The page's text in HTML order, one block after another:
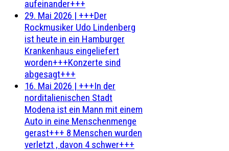
aufeinander+++
29. Mai 2026 | +++Der
Rockmusiker Udo Lindenberg
ist heute in ein Hamburger
Krankenhaus eingeliefert
worden+++Konzerte sind
abgesagt+++
16. Mai 2026 | +++In der
norditalienischen Stadt
Modena ist ein Mann mit einem
Auto in eine Menschenmenge
gerast+++ 8 Menschen wurden
verletzt , davon 4 schwer+++